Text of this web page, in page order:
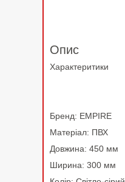
Опис
Характеритики
Бренд: EMPIRE
Матеріал: ПВХ
Довжина: 450 мм
Ширина: 300 мм